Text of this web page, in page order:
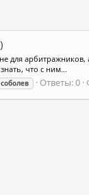
что с ним...
соболев Ответы: 0